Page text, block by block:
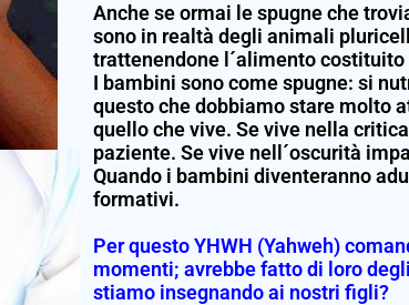
Anche se ormai le spugne che
sono in realtà degli animali
trattenendone l´alimento
I bambini sono come spugne: si
questo che dobbiamo stare molto
quello che vive. Se vive nella
paziente. Se vive nell´oscurità
Quando i bambini diventeranno
formativi.
Per questo YHWH (Yahweh)
momenti; avrebbe fatto di loro
stiamo insegnando ai nostri figli?